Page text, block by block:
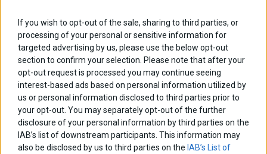
If you wish to opt-out of the sale, sharing to third parties, or
processing of your personal or sensitive information for
targeted advertising by us, please use the below opt-out
section to confirm your selection. Please note that after your
opt-out request is processed you may continue seeing
interest-based ads based on personal information utilized by
us or personal information disclosed to third parties prior to
your opt-out. You may separately opt-out of the further
disclosure of your personal information by third parties on the
IAB’s list of downstream participants. This information may
also be disclosed by us to third parties on the IAB’s List of
Χρηματιστηριο Αθηνων αεπ αθλητικα αναπτυξη βουλη γερμανια
διαπραγματευση δντ εκλογες εκτ ελλαδα
επικαιροτητα επιχειρησεις ευρω ευρωζωνη ευρωπαικα
χρηματιστηριαευρωπηηπακορωνοιοςκοσμος
μεταρρυθμισεις μητσοτακηςνδ
οικονομια ομολογα πετρελαιο πληθωρισμος ρωσια
συριζατουρκια τραπεζες τσιπρας χρεος χρηματιστηριο